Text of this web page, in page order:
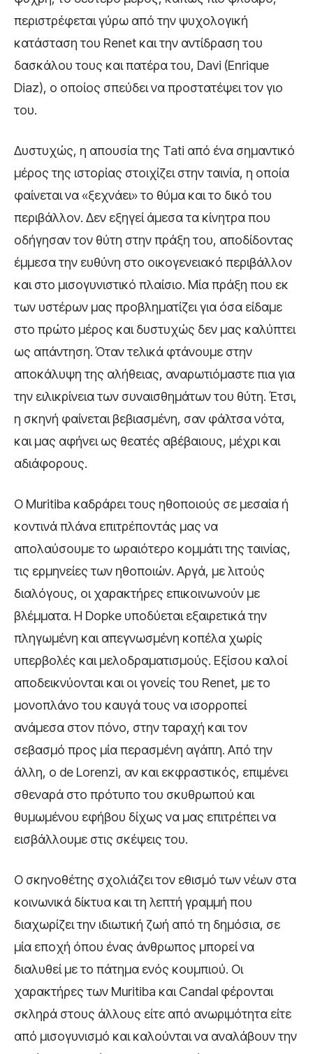
περιστρέφεται γύρω από την ψυχολογική
κατάσταση του Renet και την αντίδραση του
δασκάλου τους και πατέρα του, Davi (Enrique
Diaz), ο οποίος σπεύδει να προστατέψει τον γιο
του.
Δυστυχώς, η απουσία της Tati από ένα σημαντικό
μέρος της ιστορίας στοιχίζει στην ταινία, η οποία
φαίνεται να «ξεχνάει» το θύμα και το δικό του
περιβάλλον. Δεν εξηγεί άμεσα τα κίνητρα που
οδήγησαν τον θύτη στην πράξη του, αποδίδοντας
έμμεσα την ευθύνη στο οικογενειακό περιβάλλον
και στο μισογυνιστικό πλαίσιο. Μία πράξη που εκ
των υστέρων μας προβληματίζει για όσα είδαμε
στο πρώτο μέρος και δυστυχώς δεν μας καλύπτει
ως απάντηση. Όταν τελικά φτάνουμε στην
αποκάλυψη της αλήθειας, αναρωτιόμαστε πια για
την ειλικρίνεια των συναισθημάτων του θύτη. Έτσι,
η σκηνή φαίνεται βεβιασμένη, σαν φάλτσα νότα,
και μας αφήνει ως θεατές αβέβαιους, μέχρι και
αδιάφορους.
Ο Muritiba καδράρει τους ηθοποιούς σε μεσαία ή
κοντινά πλάνα επιτρέποντάς μας να
απολαύσουμε το ωραιότερο κομμάτι της ταινίας,
τις ερμηνείες των ηθοποιών. Αργά, με λιτούς
διαλόγους, οι χαρακτήρες επικοινωνούν με
βλέμματα. Η Dopke υποδύεται εξαιρετικά την
πληγωμένη και απεγνωσμένη κοπέλα χωρίς
υπερβολές και μελοδραματισμούς. Εξίσου καλοί
αποδεικνύονται και οι γονείς του Renet, με το
μονοπλάνο του καυγά τους να ισορροπεί
ανάμεσα στον πόνο, στην ταραχή και τον
σεβασμό προς μία περασμένη αγάπη. Από την
άλλη, ο de Lorenzi, αν και εκφραστικός, επιμένει
σθεναρά στο πρότυπο του σκυθρωπού και
θυμωμένου εφήβου δίχως να μας επιτρέπει να
εισβάλλουμε στις σκέψεις του.
Ο σκηνοθέτης σχολιάζει τον εθισμό των νέων στα
κοινωνικά δίκτυα και τη λεπτή γραμμή που
διαχωρίζει την ιδιωτική ζωή από τη δημόσια, σε
μία εποχή όπου ένας άνθρωπος μπορεί να
διαλυθεί με το πάτημα ενός κουμπιού. Οι
χαρακτήρες των Muritiba και Candal φέρονται
σκληρά στους άλλους είτε από ανωριμότητα είτε
από μισογυνισμό και καλούνται να αναλάβουν την